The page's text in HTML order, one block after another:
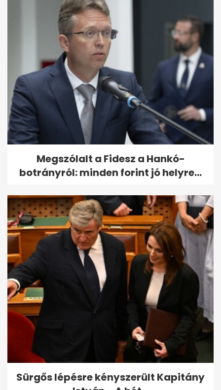
Megszólalt a Fidesz a Hankó-
botrányról: minden forint jó helyre...
Sürgős lépésre kényszerült Kapitány